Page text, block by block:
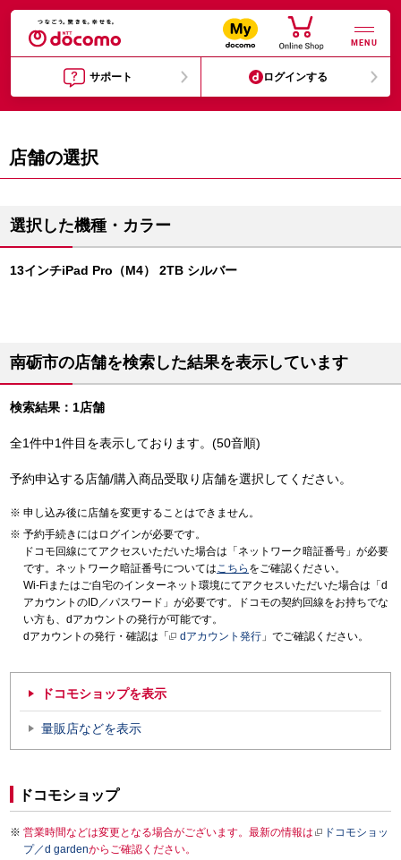
MENU
サポート ログインする
店舗の選択
選択した機種・カラー
13インチiPad Pro（M4） 2TB シルバー
南砺市の店舗を検索した結果を表示しています
検索結果：1店舗
全1件中1件目を表示しております。(50音順)
予約申込する店舗/購入商品受取り店舗を選択してください。
申し込み後に店舗を変更することはできません。
予約手続きにはログインが必要です。
ドコモ回線にてアクセスいただいた場合は「ネットワーク暗証番号」が必要
です。ネットワーク暗証番号についてはこちら をご確認ください。
Wi-Fiまたはご自宅のインターネット環境にてアクセスいただいた場合は「d
アカウントのID／パスワード」が必要です。ドコモの契約回線をお持ちでな
い方も、dアカウントの発行が可能です。
dアカウントの発行・確認は「
dアカウント発行 」でご確認ください。
ドコモショップを表示
量販店などを表示
ドコモショップ
営業時間などは変更となる場合がございます。最新の情報は
ドコモショッ
プ／d gardenからご確認ください。